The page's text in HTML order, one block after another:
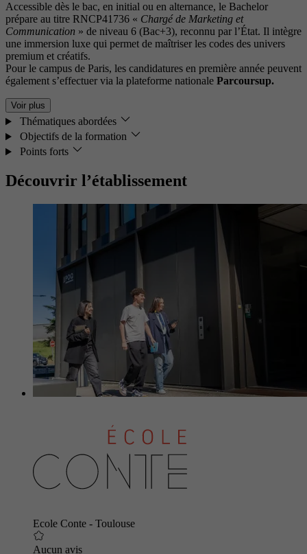
Accessible dès le bac, en initial ou en alternance, le Bachelor
prépare au titre RNCP41736 « Chargé de Marketing et
Communication » de niveau 6 (Bac+3), reconnu par l’État. Il intègre
une immersion luxe qui permet de maîtriser les codes des univers
premium et créatifs.
Pour le campus de Paris, les candidatures en première année peuvent
également s’effectuer via la plateforme nationale Parcoursup.
Voir plus
Thématiques abordées
Objectifs de la formation
Points forts
Découvrir l’établissement
Ecole Conte - Toulouse
Aucun avis